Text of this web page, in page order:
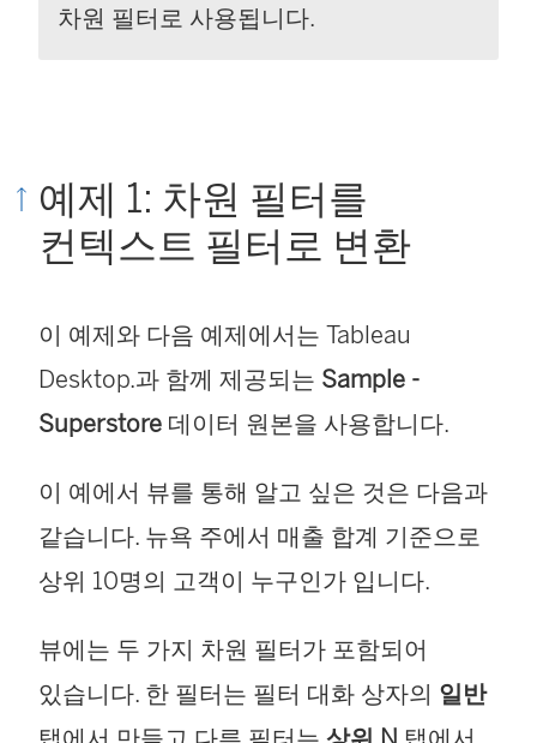
차원 필터로 사용됩니다.
예제 1: 차원 필터를
컨텍스트 필터로 변환
이 예제와 다음 예제에서는 Tableau
Desktop.과 함께 제공되는 Sample -
Superstore 데이터 원본을 사용합니다.
이 예에서 뷰를 통해 알고 싶은 것은 다음과
같습니다. 뉴욕 주에서 매출 합계 기준으로
상위 10명의 고객이 누구인가 입니다.
뷰에는 두 가지 차원 필터가 포함되어
있습니다. 한 필터는 필터 대화 상자의 일반